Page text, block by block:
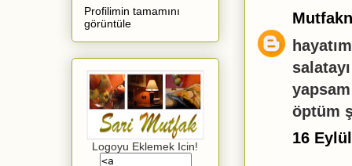
öptüm
16
Profilimin tamamını
görüntüle
Logoyu Eklemek Icin!